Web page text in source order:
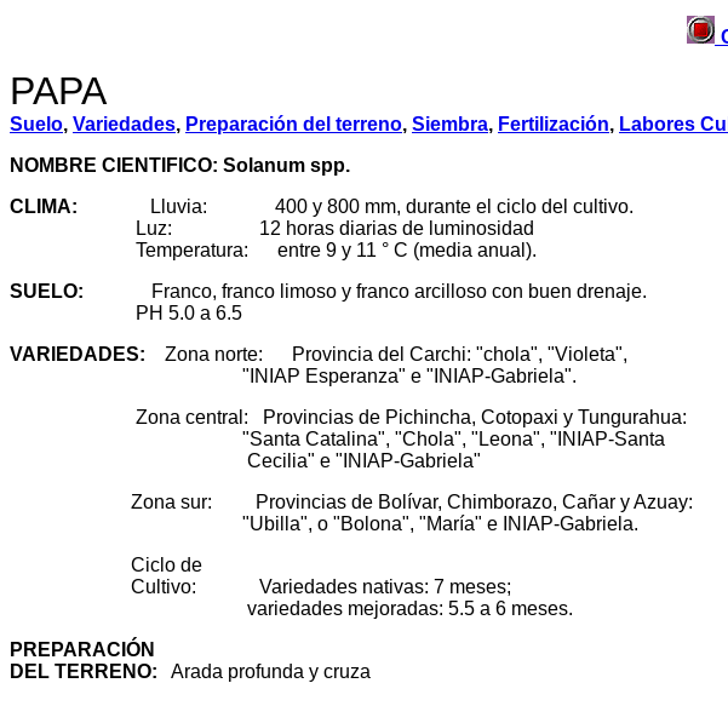
PAPA
Suelo, Variedades, Preparación del terreno, Siembra, Fertilización, Labores
NOMBRE CIENTIFICO: Solanum spp.
CLIMA:
Lluvia: 400 y 800 mm, durante el ciclo del cultivo.
Luz: 12 horas diarias de luminosidad
Temperatura: entre 9 y 11 ° C (media anual).
SUELO: Franco, franco limoso y franco arcilloso con buen drenaje.
PH 5.0 a 6.5
VARIEDADES: Zona norte: Provincia del Carchi: "chola", "Violeta",
"INIAP Esperanza" e "INIAP-Gabriela".
Zona central: Provincias de Pichincha, Cotopaxi y Tungurahua:
"Santa Catalina", "Chola", "Leona", "INIAP-Santa
Cecilia" e "INIAP-Gabriela"
Zona sur: Provincias de Bolívar, Chimborazo, Cañar y Azuay:
"Ubilla", o "Bolona", "María" e INIAP-Gabriela.
Ciclo de
Cultivo: Variedades nativas: 7 meses;
variedades mejoradas: 5.5 a 6 meses.
PREPARACIÓN
DEL TERRENO: Arada profunda y cruza